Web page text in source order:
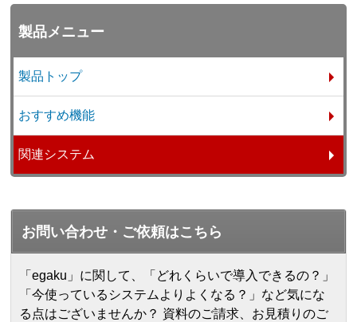
製品メニュー
製品トップ
おすすめ機能
関連システム
お問い合わせ・ご依頼はこちら
「egaku」に関して、「どれくらいで導入できるの？」
「今使っているシステムよりよくなる？」など気にな
る点はございませんか？ 資料のご請求、お見積りのご